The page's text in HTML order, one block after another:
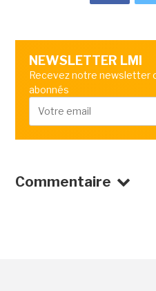
NEWSLETTER LMI
Recevez notre newsletter
abonnés
Commentaire